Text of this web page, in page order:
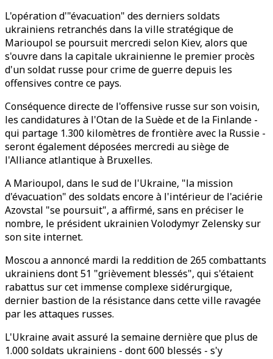
L'opération d'"évacuation" des derniers soldats
ukrainiens retranchés dans la ville stratégique de
Marioupol se poursuit mercredi selon Kiev, alors que
s'ouvre dans la capitale ukrainienne le premier procès
d'un soldat russe pour crime de guerre depuis les
offensives contre ce pays.
Conséquence directe de l'offensive russe sur son voisin,
les candidatures à l'Otan de la Suède et de la Finlande -
qui partage 1.300 kilomètres de frontière avec la Russie -
seront également déposées mercredi au siège de
l'Alliance atlantique à Bruxelles.
A Marioupol, dans le sud de l'Ukraine, "la mission
d'évacuation" des soldats encore à l'intérieur de l'aciérie
Azovstal "se poursuit", a affirmé, sans en préciser le
nombre, le président ukrainien Volodymyr Zelensky sur
son site internet.
Moscou a annoncé mardi la reddition de 265 combattants
ukrainiens dont 51 "grièvement blessés", qui s'étaient
rabattus sur cet immense complexe sidérurgique,
dernier bastion de la résistance dans cette ville ravagée
par les attaques russes.
L'Ukraine avait assuré la semaine dernière que plus de
1.000 soldats ukrainiens - dont 600 blessés - s'y